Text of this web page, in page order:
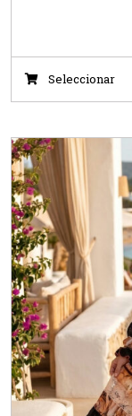
Seleccionar